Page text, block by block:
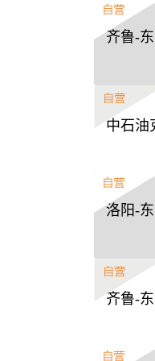
齐鲁-
中石油
洛阳-
齐鲁-